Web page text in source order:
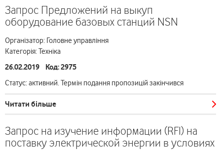
Запрос Предложений на выкуп
оборудование базовых станций NSN
Організатор: Головне управління
Категорія: Техніка
26.02.2019 Код: 2975
Статус: активний. Термін подання пропозицій закінчився
Читати більше
Запрос на изучение информации (RFI) на
поставку электрической энергии в условиях